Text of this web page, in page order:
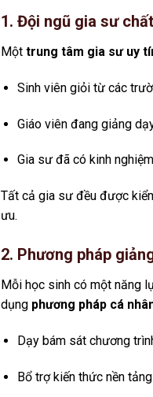
1. Đội ngũ gia sư
Một trung tâm gia sư uy
Sinh viên giỏi từ các
Giáo viên đang giảng
Gia sư đã có kinh
Tất cả gia sư đều được
ưu.
2. Phương pháp
Mỗi học sinh có một năng
dụng phương pháp cá
Dạy bám sát chương
Bổ trợ kiến thức nền